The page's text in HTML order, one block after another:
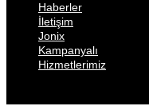
Haberler
İletişim
Jonix
Kampanyalı
Hizmetlerimiz